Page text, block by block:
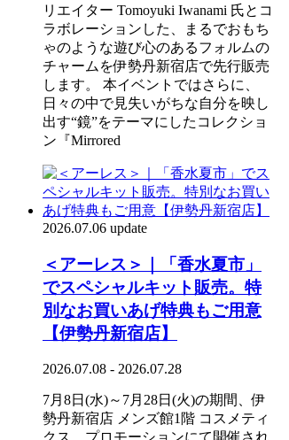
リエイター Tomoyuki Iwanami 氏とコ
ラボレーションした、まるでおもち
ゃのような遊び心のあるフォルムの
チャームを伊勢丹新宿店で先行販売
します。 本イベントではさらに、
日々の中で見失いがちな自分を映し
出す“鏡”をテーマにしたコレクショ
ン『Mirrored
2026.07.06 update
＜アーレス＞｜「香水夏市」
でスペシャルキット販売。特
別なお買いあげ特典もご用意
【伊勢丹新宿店】
2026.07.08 - 2026.07.28
7月8日(水)～7月28日(火)の期間、伊
勢丹新宿店 メンズ館1階 コスメティ